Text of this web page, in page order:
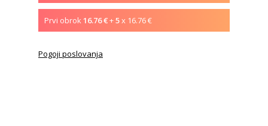
Prvi obrok16.76 €+5x 16.76 €
Pogoji poslovanja